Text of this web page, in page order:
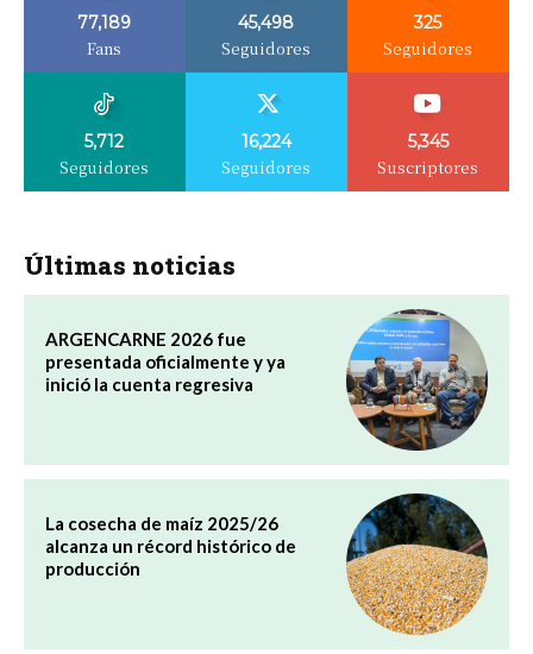
77,189
Fans
45,498
Seguidores
325
Seguidores
5,712
Seguidores
16,224
Seguidores
5,345
Suscriptores
Últimas noticias
ARGENCARNE 2026 fue
presentada oficialmente y ya
inició la cuenta regresiva
La cosecha de maíz 2025/26
alcanza un récord histórico de
producción